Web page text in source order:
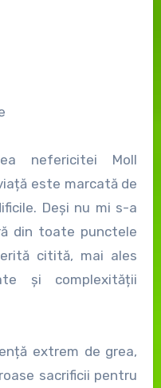
nefericitei Moll
este marcată de
Deși nu mi s-a
din toate punctele
citită, mai ales
și complexității
extrem de grea,
sacrificii pentru